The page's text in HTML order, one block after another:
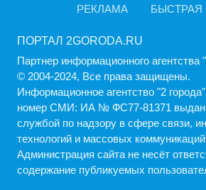
РЕКЛАМА БЫСТРАЯ
ПОРТАЛ 2GORODA.RU
Партнер информационного агентства
© 2004-2024, Все права защищены.
Информационное агентство "2
номер СМИ: ИА № ФС77-81371 выдан
службой по надзору в сфере связи,
технологий и массовых коммуникаций
Администрация cайта не несёт
содержание публикуемых